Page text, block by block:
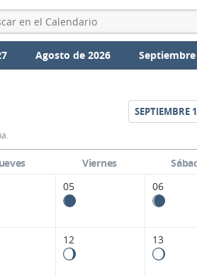
Agosto de 2026
SEPTIEMBRE
Viernes
05 06
12 13